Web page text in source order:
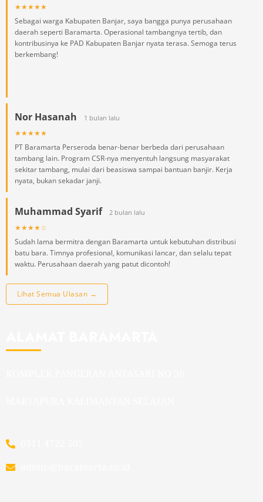
★★★★★
Sebagai warga Kabupaten Banjar, saya bangga punya perusahaan
daerah seperti Baramarta. Operasional tambangnya tertib, dan
kontribusinya ke PAD Kabupaten Banjar nyata terasa. Semoga terus
berkembang!
Nor Hasanah 1 bulan lalu
★★★★★
PT Baramarta Perseroda benar-benar berbeda dari perusahaan
tambang lain. Program CSR-nya menyentuh langsung masyarakat
sekitar tambang, mulai dari beasiswa sampai bantuan banjir. Kerja
nyata, bukan sekadar janji.
Muhammad Syarif 2 bulan lalu
★★★★☆
Sudah lama bermitra dengan Baramarta untuk kebutuhan distribusi
batu bara. Timnya profesional, komunikasi lancar, dan selalu tepat
waktu. Perusahaan daerah yang patut dicontoh!
Lihat Semua Ulasan →